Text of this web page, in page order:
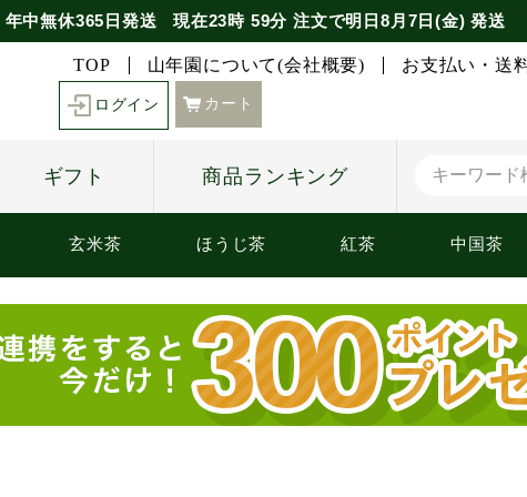
中無休365日発送 現在23時 59分 注文で明日8月7日(金) 発送
TOP 山年園について(会社概要) お支払い・送
ログイン カート
ギフト 商品ランキング
玄米茶 ほうじ茶 紅茶 中国茶